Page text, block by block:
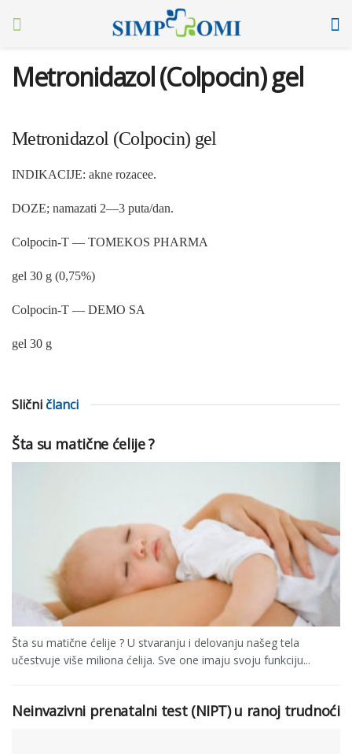
Metronidazol (Colpocin) gel
Metronidazol (Colpocin) gel
INDIKACIJE: akne rozacee.
DOZE; namazati 2—3 puta/dan.
Colpocin-T — TOMEKOS PHARMA
gel 30 g (0,75%)
Colpocin-T — DEMO SA
gel 30 g
Slični članci
Šta su matične ćelije ?
Šta su matične ćelije ? U stvaranju i delovanju našeg tela
učestvuje više miliona ćelija. Sve one imaju svoju funkciju...
Neinvazivni prenatalni test (NIPT) u ranoj trudnoći